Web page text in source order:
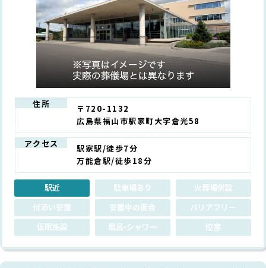
住所
〒720-1132
広島県福山市駅家町大字倉光58
アクセス
駅家駅/徒歩7分
万能倉駅/徒歩18分
駅近 駐車場あり
火葬場併設
付添い安置
安置中の面会
バリアフリー
仮眠施設
風呂•シャワー 控室